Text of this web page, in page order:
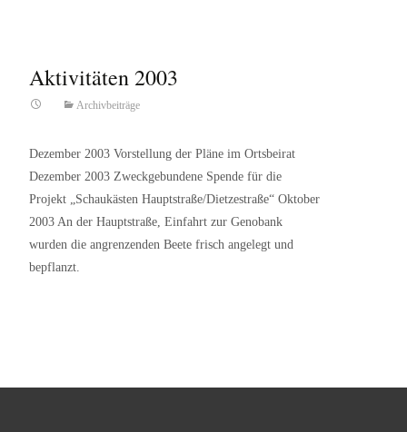
Aktivitäten 2003
Archivbeiträge
Dezember 2003 Vorstellung der Pläne im Ortsbeirat
Dezember 2003 Zweckgebundene Spende für die
Projekt „Schaukästen Hauptstraße/Dietzestraße“ Oktober
2003 An der Hauptstraße, Einfahrt zur Genobank
wurden die angrenzenden Beete frisch angelegt und
bepflanzt.